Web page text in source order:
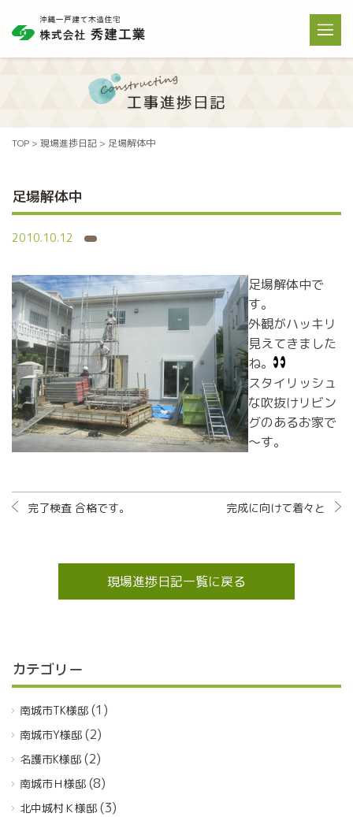
TOP > 現場進捗日記 > 足場解体中
足場解体中
2010.10.12
足場解体中で
す。
外観がハッキリ
見えてきました
ね。
スタイリッシュ
な吹抜けリビン
グのあるお家で
～す。
完了検査 合格です。 完成に向けて着々と
現場進捗日記一覧に戻る
カテゴリー
南城市TK様邸 (1)
南城市Y様邸 (2)
名護市K様邸 (2)
南城市Ｈ様邸 (8)
北中城村Ｋ様邸 (3)